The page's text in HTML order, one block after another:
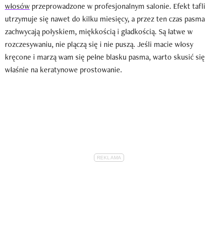
włosów przeprowadzone w profesjonalnym salonie. Efekt tafli
utrzymuje się nawet do kilku miesięcy, a przez ten czas pasma
zachwycają połyskiem, miękkością i gładkością. Są łatwe w
rozczesywaniu, nie plączą się i nie puszą. Jeśli macie włosy
kręcone i marzą wam się pełne blasku pasma, warto skusić się
właśnie na keratynowe prostowanie.